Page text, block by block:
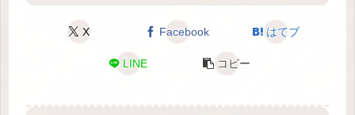
X Facebook はてブ
LINE コピー